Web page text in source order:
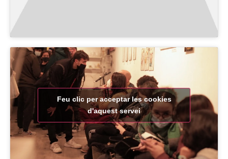
Feu clic per acceptar les cookies
d'aquest servei